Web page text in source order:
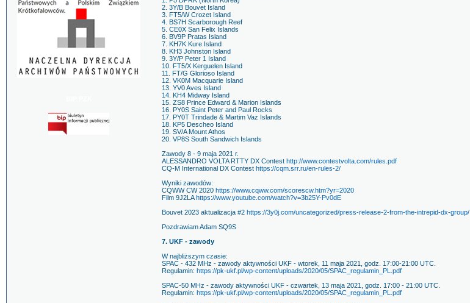
2. 3Y/B Bouvet Island
3. FT5/W Crozet Island
4. BS7H Scarborough Reef
5. CE0X San Felix Islands
6. BV9P Pratas Island
7. KH7K Kure Island
8. KH3 Johnston Island
9. 3Y/P Peter 1 Island
10. FT5/X Kerguelen Island
11. FT/G Glorioso Island
12. VK0M Macquarie Island
13. YV0 Aves Island
14. KH4 Midway Island
15. ZS8 Prince Edward & Marion Islands
16. PY0S Saint Peter and Paul Rocks
17. PY0T Trindade & Martim Vaz Islands
18. KP5 Descheo Island
19. SV/A Mount Athos
20. VP8S South Sandwich Islands
Zawody 8 - 9 maja 2021 r.
ALESSANDRO VOLTA RTTY DX Contest http://www.contestvolta.com/rules.pdf
CQ-M International DX Contest https://cqm.srr.ru/en-rules-2/
Wyniki zawodów:
CQWW CW 2020 https://www.cqww.com/scorescw.htm?yr=2020
Film 9J2LAhttps://www.youtube.com/watch?v=3b25Y-Pv0dE
Bouvet 2023 aktualizacja #2 https://3y0j.com/uncategorized/press-release-2-from-the-intrepid-dx-group/
Pozdrawiam Adam SQ9S
7. UKF - zawody
W najbliższym czasie:
SPAC - 432 MHz - zawody aktywności UKF - wtorek, 11 maja 2021, godz. 17:00-21:00 UTC.
Regulamin: https://pk-ukf.pl/wp-content/uploads/2020/05/SPAC_regulamin_PL.pdf
SPAC-50 MHz - zawody aktywności UKF - czwartek, 13 maja 2021, godz. 17:00 - 21:00 UTC.
Regulamin: https://pk-ukf.pl/wp-content/uploads/2020/05/SPAC_regulamin_PL.pdf